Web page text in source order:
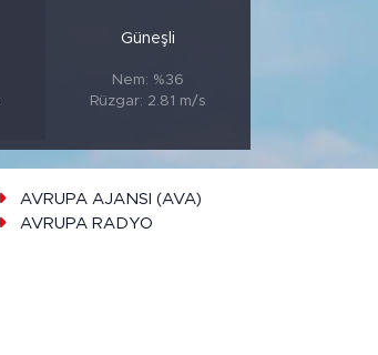
Güneşli
Nem: %36
Rüzgar: 2.81 m/s
AVRUPA AJANSI (AVA)
AVRUPA RADYO